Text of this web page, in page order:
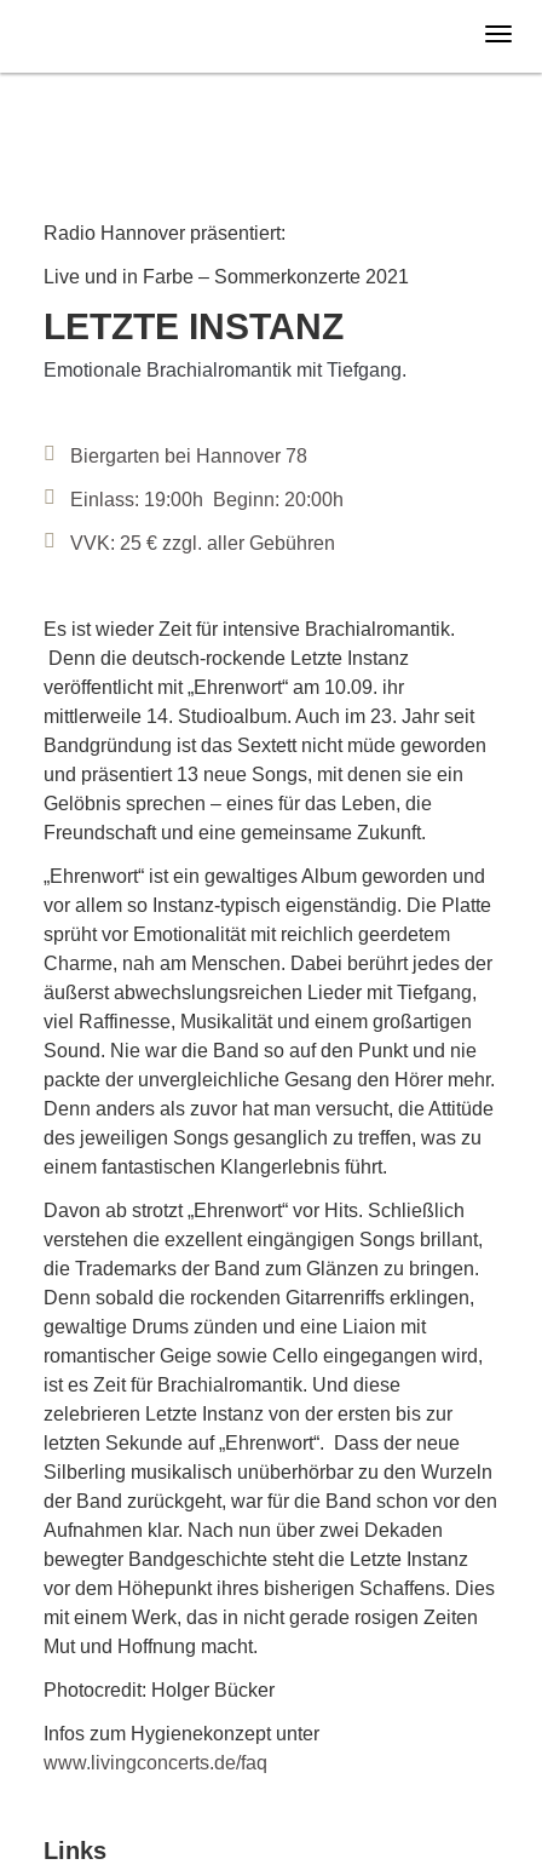
05.08.
Radio Hannover präsentiert:
Live und in Farbe – Sommerkonzerte 2021
LETZTE INSTANZ
Emotionale Brachialromantik mit Tiefgang.
Biergarten bei Hannover 78
Einlass: 19:00h Beginn: 20:00h
VVK: 25 € zzgl. aller Gebühren
Es ist wieder Zeit für intensive Brachialromantik.
Denn die deutsch-rockende Letzte Instanz
veröffentlicht mit „Ehrenwort“ am 10.09. ihr
mittlerweile 14. Studioalbum. Auch im 23. Jahr seit
Bandgründung ist das Sextett nicht müde geworden
und präsentiert 13 neue Songs, mit denen sie ein
Gelöbnis sprechen – eines für das Leben, die
Freundschaft und eine gemeinsame Zukunft.
„Ehrenwort“ ist ein gewaltiges Album geworden und
vor allem so Instanz-typisch eigenständig. Die Platte
sprüht vor Emotionalität mit reichlich geerdetem
Charme, nah am Menschen. Dabei berührt jedes der
äußerst abwechslungsreichen Lieder mit Tiefgang,
viel Raffinesse, Musikalität und einem großartigen
Sound. Nie war die Band so auf den Punkt und nie
packte der unvergleichliche Gesang den Hörer mehr.
Denn anders als zuvor hat man versucht, die Attitüde
des jeweiligen Songs gesanglich zu treffen, was zu
einem fantastischen Klangerlebnis führt.
Davon ab strotzt „Ehrenwort“ vor Hits. Schließlich
verstehen die exzellent eingängigen Songs brillant,
die Trademarks der Band zum Glänzen zu bringen.
Denn sobald die rockenden Gitarrenriffs erklingen,
gewaltige Drums zünden und eine Liaion mit
romantischer Geige sowie Cello eingegangen wird,
ist es Zeit für Brachialromantik. Und diese
zelebrieren Letzte Instanz von der ersten bis zur
letzten Sekunde auf „Ehrenwort“. Dass der neue
Silberling musikalisch unüberhörbar zu den Wurzeln
der Band zurückgeht, war für die Band schon vor den
Aufnahmen klar. Nach nun über zwei Dekaden
bewegter Bandgeschichte steht die Letzte Instanz
vor dem Höhepunkt ihres bisherigen Schaffens. Dies
mit einem Werk, das in nicht gerade rosigen Zeiten
Mut und Hoffnung macht.
Photocredit: Holger Bücker
Infos zum Hygienekonzept unter
www.livingconcerts.de/faq
Links